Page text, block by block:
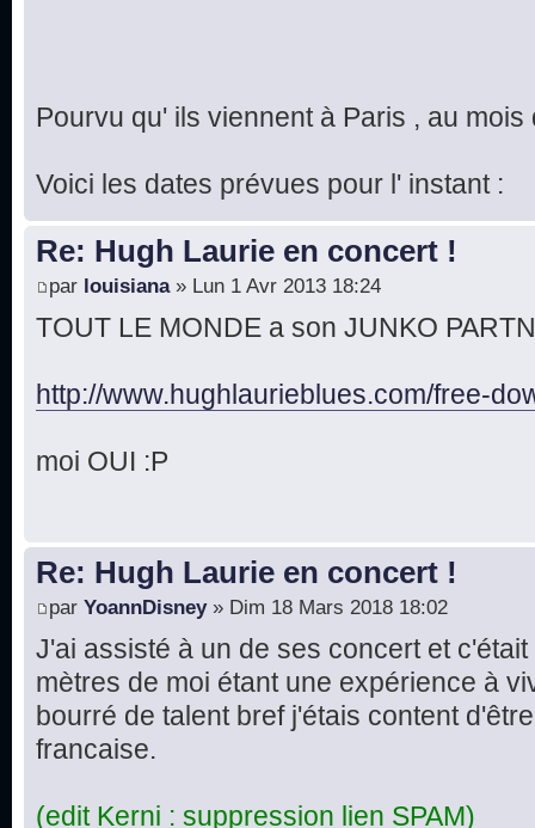
Pourvu qu' ils viennent à Paris , au
Voici les dates prévues pour l' instant :
Re: Hugh Laurie en concert !
par louisiana» Lun 1 Avr 2013 18:24
TOUT LE MONDE a son JUNKO
http://www.hughlaurieblues.com/free-
moi OUI :P
Re: Hugh Laurie en concert !
par YoannDisney» Dim 18 Mars 2018 18:02
J'ai assisté à un de ses concert et
mètres de moi étant une expérience à
bourré de talent bref j'étais content
francaise.
(edit Kerni : suppression lien SPAM)